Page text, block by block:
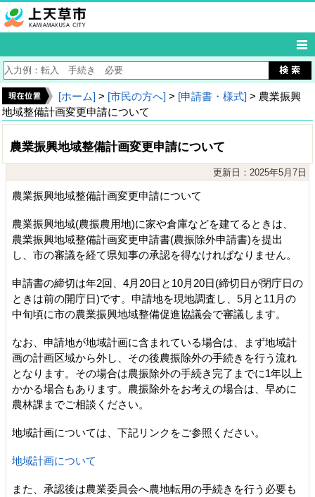
[ホーム] > [市民の方へ] > [申請書・様式] > 農業振興
地域整備計画変更申請について
農業振興地域整備計画変更申請について
更新日：2025年5月7日
農業振興地域整備計画変更申請について
農業振興地域(農振農用地)に家や倉庫などを建てるときは、
農業振興地域整備計画変更申請書(農振除外申請書)を提出
し、市の審議を経て県知事の承認を得なければなりません。
申請書の締切は年2回、4月20日と10月20日(締切日が閉庁日の
ときは前の開庁日)です。申請地を現地調査し、5月と11月の
中旬頃に市の農業振興地域整備促進協議会で審議します。
なお、申請地が地域計画に含まれている場合は、まず地域計
画の計画区域から外し、その後農振除外の手続きを行う流れ
となります。その場合は農振除外の手続き完了までに1年以上
かかる場合もあります。農振除外をお考えの場合は、早めに
農林課までご相談ください。
地域計画については、下記リンクをご参照ください。
地域計画について
また、承認後は農業委員会へ農地転用の手続きを行う必要も